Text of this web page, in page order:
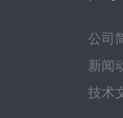
公司
新闻
技术